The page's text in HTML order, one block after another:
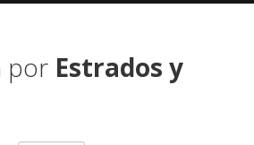
por Estrados y